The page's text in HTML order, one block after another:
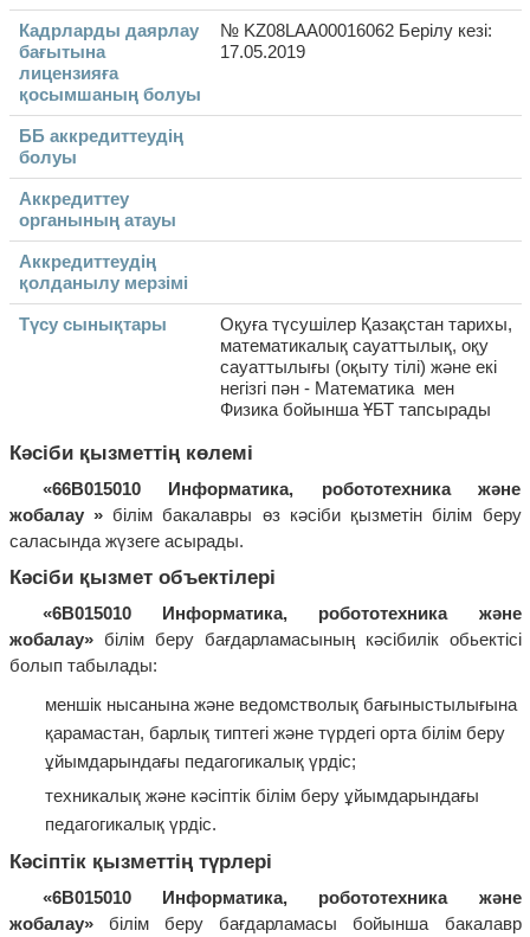
Кадрларды даярлау
бағытына
лицензияға
қосымшаның болуы
№ KZ08LAA00016062 Берілу кезі:
17.05.2019
ББ аккредиттеудің
болуы
Аккредиттеу
органының атауы
Аккредиттеудің
қолданылу мерзімі
Түсу сынықтары
Оқуға түсушілер Қазақстан тарихы,
математикалық сауаттылық, оқу
сауаттылығы (оқыту тілі) және екі
негізгі пән - Математика мен
Физика бойынша ҰБТ тапсырады
Кәсіби қызметтің көлемі
«66В015010 Информатика, робототехника және
жобалау » білім бакалавры өз кәсіби қызметін білім беру
саласында жүзеге асырады.
Кәсіби қызмет объектілері
«6В015010 Информатика, робототехника және
жобалау» білім беру бағдарламасының кәсібилік обьектісі
болып табылады:
меншік нысанына және ведомстволық бағыныстылығына
қарамастан, барлық типтегі және түрдегі орта білім беру
ұйымдарындағы педагогикалық үрдіс;
техникалық және кәсіптік білім беру ұйымдарындағы
педагогикалық үрдіс.
Кәсіптік қызметтің түрлері
«6В015010 Информатика, робототехника және
жобалау» білім беру бағдарламасы бойынша бакалавр